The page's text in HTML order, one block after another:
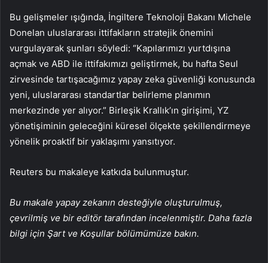
Bu gelişmeler ışığında, İngiltere Teknoloji Bakanı Michele
Donelan uluslararası ittifakların stratejik önemini
vurgulayarak şunları söyledi: “Kapılarımızı yurtdışına
açmak ve ABD ile ittifakımızı geliştirmek, bu hafta Seul
zirvesinde tartışacağımız yapay zeka güvenliği konusunda
yeni, uluslararası standartlar belirleme planımın
merkezinde yer alıyor.” Birleşik Krallık’ın girişimi, YZ
yönetişiminin geleceğini küresel ölçekte şekillendirmeye
yönelik proaktif bir yaklaşımı yansıtıyor.
Reuters bu makaleye katkıda bulunmuştur.
Bu makale yapay zekanın desteğiyle oluşturulmuş,
çevrilmiş ve bir editör tarafından incelenmiştir. Daha fazla
bilgi için Şart ve Koşullar bölümümüze bakın.